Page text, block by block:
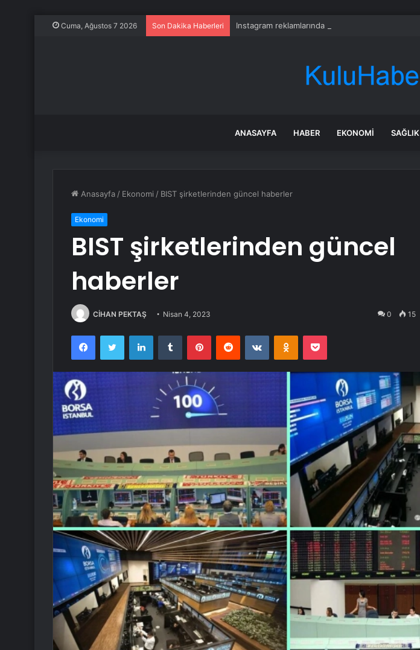
Cuma, Ağustos 7 2026 Son Dakika Haberleri Instagram reklamlarında bir yeni skandal daha
ANASAYFA HABER EKONOMI SAĞLIK
Anasayfa / Ekonomi / BIST şirketlerinden güncel haberler
Ekonomi
BIST şirketlerinden güncel
haberler
CİHAN PEKTAŞ Nisan 4, 2023 0 15
FacebookTwitter LinkedInTumblr PinterestReddit VKontakteOdnoklassniki
Pocket